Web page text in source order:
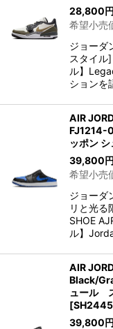
28,800円
希望小売
ジョーダ
スタイル
ル】
ションを
AIR
FJ1214-
ッポン シ
39,800円
希望小売
ジョーダ
リと光る
SHOE
ル】
AIR
Black/
ュール
[
39,800円